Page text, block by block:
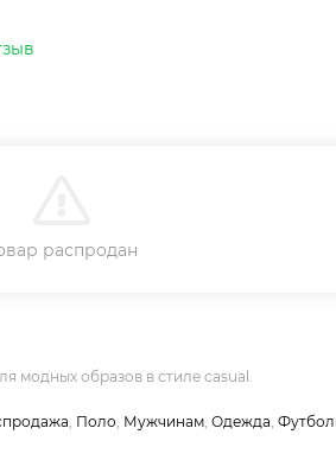
распродан
модных образов в стиле casual.
Поло Мужчинам Одежда